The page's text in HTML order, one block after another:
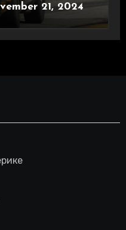
21, 2024